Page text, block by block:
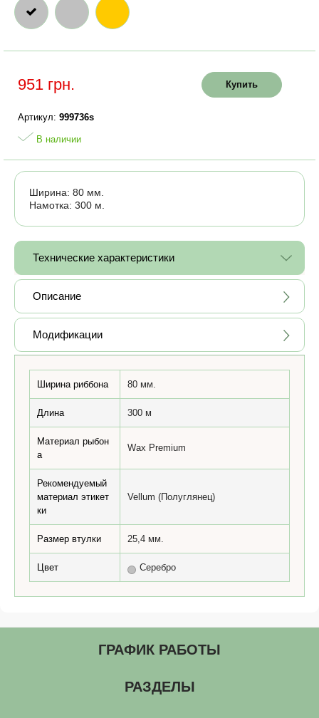
951 грн. Купить
Артикул: 999736s
В наличии
Ширина: 80 мм.
Намотка: 300 м.
Технические характеристики
Описание
Модификации
Ширина риббона 80 мм.
Длина 300 м
Материал рыбон
а
Wax Premium
Рекомендуемый
материал этикет
ки
Vellum (Полуглянец)
Размер втулки 25,4 мм.
Цвет Серебро
ГРАФИК РАБОТЫ
РАЗДЕЛЫ